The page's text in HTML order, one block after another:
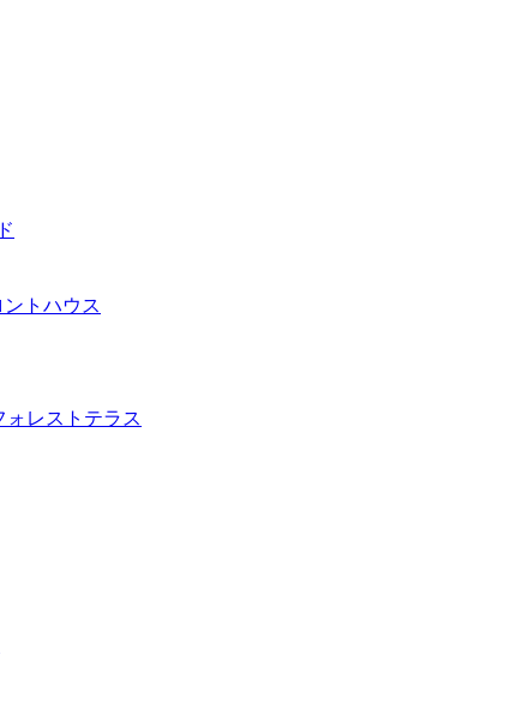
トハウス
ォレストテラス